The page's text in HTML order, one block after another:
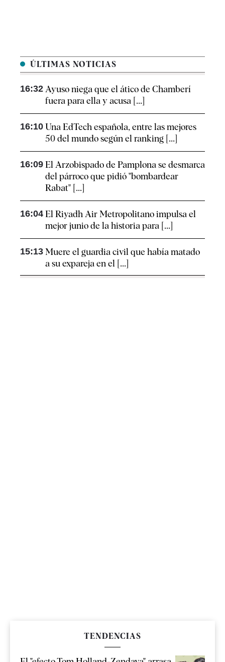
ÚLTIMAS NOTICIAS
16:32 Ayuso niega que el ático de Chamberí
fuera para ella y acusa [...]
16:10 Una EdTech española, entre las mejores
50 del mundo según el ranking [...]
16:09 El Arzobispado de Pamplona se desmarca
del párroco que pidió "bombardear
Rabat" [...]
16:04 El Riyadh Air Metropolitano impulsa el
mejor junio de la historia para [...]
15:13 Muere el guardia civil que había matado
a su expareja en el [...]
TENDENCIAS